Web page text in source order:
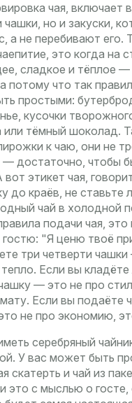
чая, включает
чашки, но и закуски,
а не перебивают его.
, это когда на
сладкое и тёплое
потому что так
простыми:
кусочки
или тёмный шоколад.
к чаю, они не
— достаточно, чтобы
вот этикет чая,
до краёв, не ставьте
чай в холодной
подачи чая, это
гостю: "Я ценю твоё
три четверти
Если вы
— это не про
Если вы подаёте
не про экономию,
серебряный
У вас может быть
скатерть и чай из
это с мыслью о